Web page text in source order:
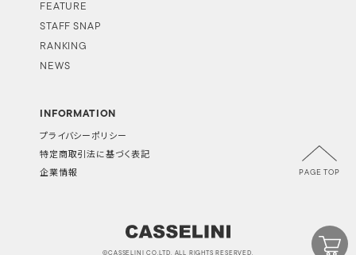
FEATURE
STAFF SNAP
RANKING
NEWS
INFORMATION
プライバシーポリシー
特定商取引法に基づく表記
企業情報
©CASSELINI CO.LTD. ALL RIGHTS RESERVED.
PAGE TOP